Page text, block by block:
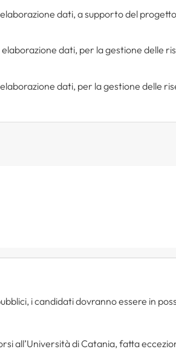
dati, a supporto del
dati, per la gestione delle
dati, per la gestione delle
i candidati dovranno essere in
all’Università di Catania, fatta